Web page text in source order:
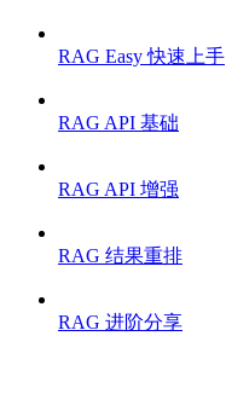
RAG Easy 快速上手
RAG API 基础
RAG API 增强
RAG 结果重排
RAG 进阶分享